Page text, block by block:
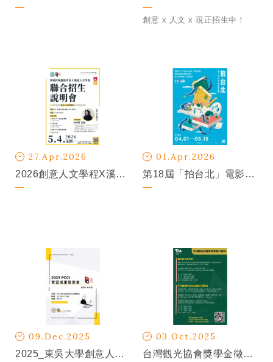
創意 x 人文 x 現正招生中！
27.Apr.2026
2026創意人文學程X溪城跨域創新學程【聯合招生說明會】
01.Apr.2026
第18屆「拍台北」電影劇本徵選活動
09.Dec.2025
2025_東吳大學創意人文學程_實習成果發表會
03.Oct.2025
台灣觀光協會獎學金徵件活動